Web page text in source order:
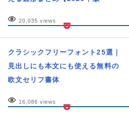
20,035 views
クラシックフリーフォント25選｜
見出しにも本文にも使える無料の
欧文セリフ書体
16,086 views